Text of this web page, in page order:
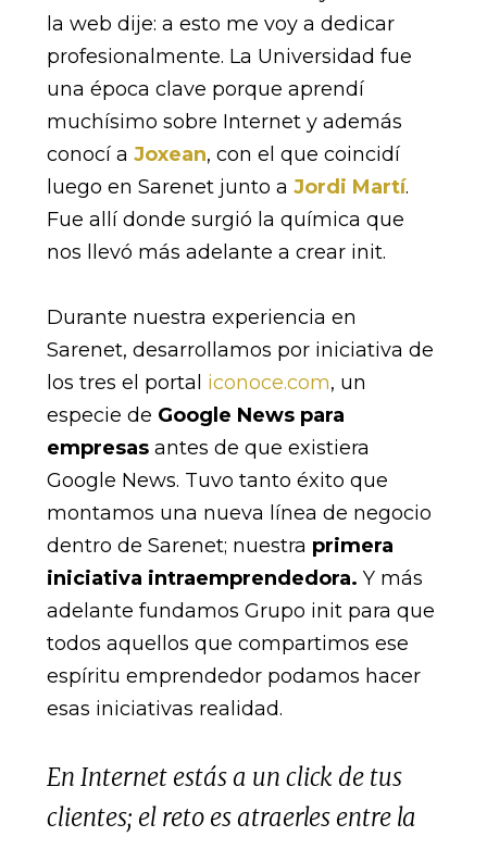
la web dije: a esto me voy a dedicar
profesionalmente. La Universidad fue
una época clave porque aprendí
muchísimo sobre Internet y además
conocí a Joxean, con el que coincidí
luego en Sarenet junto a Jordi Martí.
Fue allí donde surgió la química que
nos llevó más adelante a crear init.
Durante nuestra experiencia en
Sarenet, desarrollamos por iniciativa de
los tres el portal iconoce.com, un
especie de Google News para
empresasantes de que existiera
Google News. Tuvo tanto éxito que
montamos una nueva línea de negocio
dentro de Sarenet; nuestra primera
iniciativa intraemprendedora. Y más
adelante fundamos Grupo init para que
todos aquellos que compartimos ese
espíritu emprendedor podamos hacer
esas iniciativas realidad.
En Internet estás a un click de tus
clientes; el reto es atraerles entre la